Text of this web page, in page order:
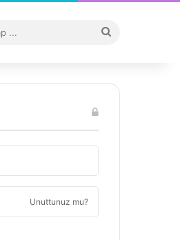
...
Unuttunuz mu?